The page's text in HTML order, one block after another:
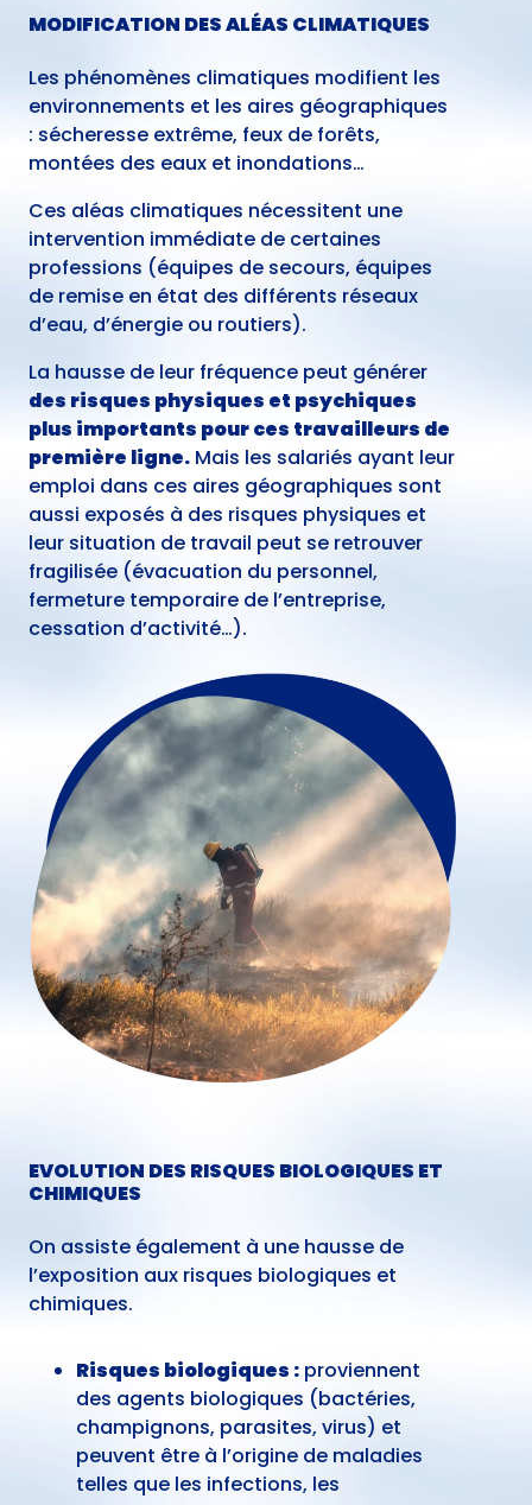
MODIFICATION DES ALÉAS CLIMATIQUES
Les phénomènes climatiques modifient les
environnements et les aires géographiques
: sécheresse extrême, feux de forêts,
montées des eaux et inondations…
Ces aléas climatiques nécessitent une
intervention immédiate de certaines
professions (équipes de secours, équipes
de remise en état des différents réseaux
d’eau, d’énergie ou routiers).
La hausse de leur fréquence peut générer
des risques physiques et psychiques
plus importants pour ces travailleurs de
première ligne. Mais les salariés ayant leur
emploi dans ces aires géographiques sont
aussi exposés à des risques physiques et
leur situation de travail peut se retrouver
fragilisée (évacuation du personnel,
fermeture temporaire de l’entreprise,
cessation d’activité…).
EVOLUTION DES RISQUES BIOLOGIQUES ET
CHIMIQUES
On assiste également à une hausse de
l’exposition aux risques biologiques et
chimiques.
Risques biologiques : proviennent
des agents biologiques (bactéries,
champignons, parasites, virus) et
peuvent être à l’origine de maladies
telles que les infections, les